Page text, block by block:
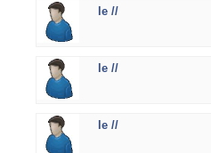
le //
le //
le //